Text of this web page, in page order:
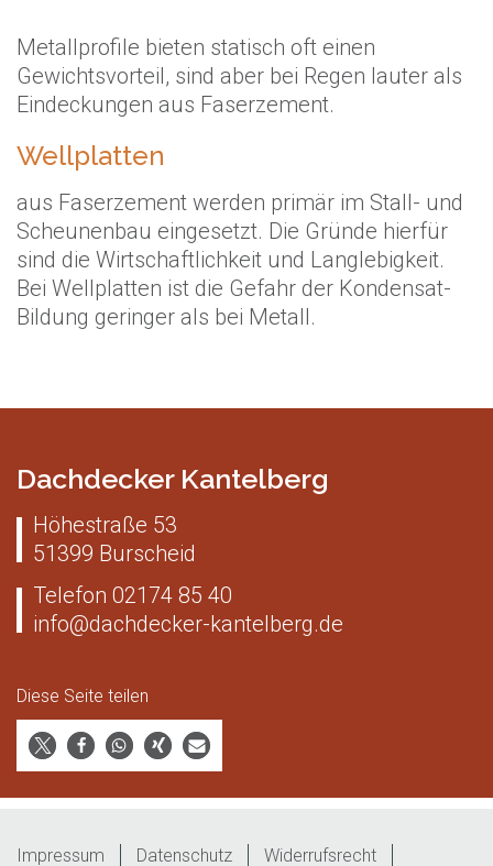
Metallprofile bieten statisch oft einen
Gewichtsvorteil, sind aber bei Regen lauter als
Eindeckungen aus Faserzement.
Wellplatten
aus Faserzement werden primär im Stall- und
Scheunenbau eingesetzt. Die Gründe hierfür
sind die Wirtschaftlichkeit und Langlebigkeit.
Bei Wellplatten ist die Gefahr der Kondensat-
Bildung geringer als bei Metall.
Dachdecker Kantelberg
Höhestraße 53
51399 Burscheid
Telefon 02174 85 40
info@dachdecker-kantelberg.de
Diese Seite teilen
Impressum Datenschutz Widerrufsrecht